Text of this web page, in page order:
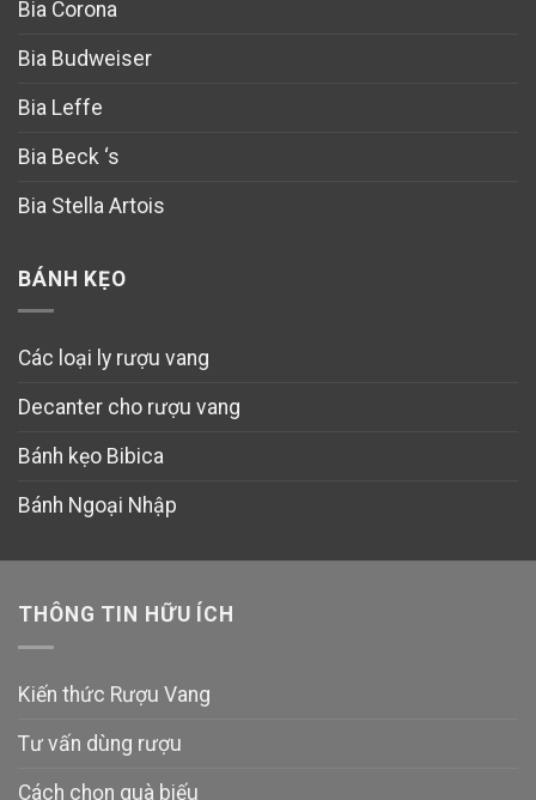
Bia Corona
Bia Budweiser
Bia Leffe
Bia Beck ‘s
Bia Stella Artois
BÁNH KẸO
Các loại ly rượu vang
Decanter cho rượu vang
Bánh kẹo Bibica
Bánh Ngoại Nhập
THÔNG TIN HỮU ÍCH
Kiến thức Rượu Vang
Tư vấn dùng rượu
Cách chọn quà biếu